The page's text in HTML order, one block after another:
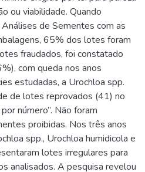
ou viabilidade. Quando
de Sementes com as
65% dos lotes foram
fraudados, foi constatado
com queda nos anos
estudadas, a Urochloa spp.
de lotes reprovados (41) no
número”. Não foram
proibidas. Nos três anos
spp., Urochloa humidicola e
lotes irregulares para
analisados. A pesquisa revelou